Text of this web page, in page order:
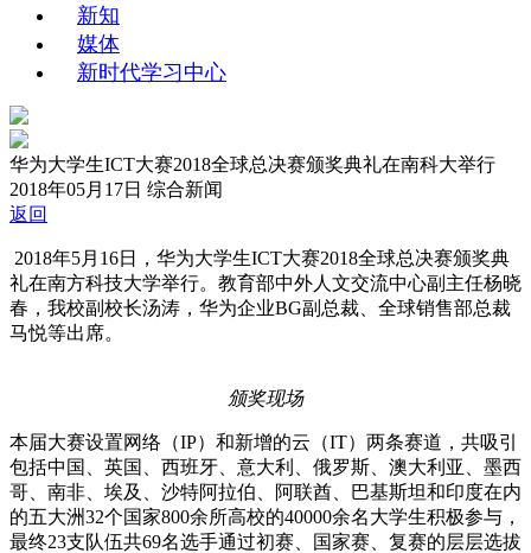
新知
媒体
新时代学习中心
华为大学生ICT大赛2018全球总决赛颁奖典礼在南科大举行
2018年05月17日 综合新闻
返回
2018年5月16日，华为大学生ICT大赛2018全球总决赛颁奖典
礼在南方科技大学举行。教育部中外人文交流中心副主任杨晓
春，我校副校长汤涛，华为企业BG副总裁、全球销售部总裁
马悦等出席。
颁奖现场
本届大赛设置网络（IP）和新增的云（IT）两条赛道，共吸引
包括中国、英国、西班牙、意大利、俄罗斯、澳大利亚、墨西
哥、南非、埃及、沙特阿拉伯、阿联酋、巴基斯坦和印度在内
的五大洲32个国家800余所高校的40000余名大学生积极参与，
最终23支队伍共69名选手通过初赛、国家赛、复赛的层层选拔